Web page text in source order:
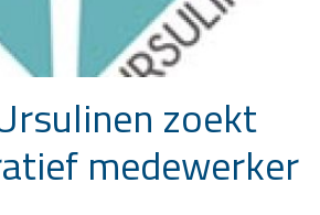
zoekt
medewerker